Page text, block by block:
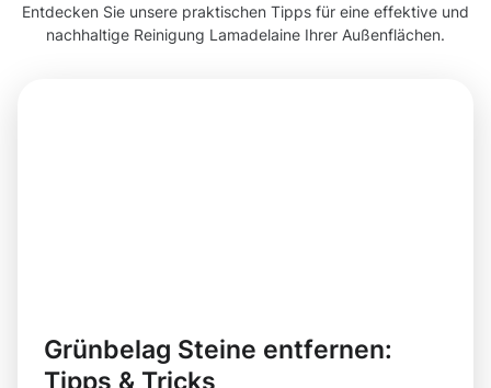
Entdecken Sie unsere praktischen Tipps für eine effektive und
nachhaltige Reinigung Lamadelaine Ihrer Außenflächen.
Grünbelag Steine entfernen:
Tipps & Tricks